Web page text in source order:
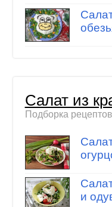
Салат из
Подборка рецептов
и